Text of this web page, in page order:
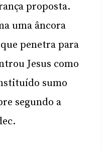
proposta.
uma âncora
penetra para
Jesus como
sumo
segundo a